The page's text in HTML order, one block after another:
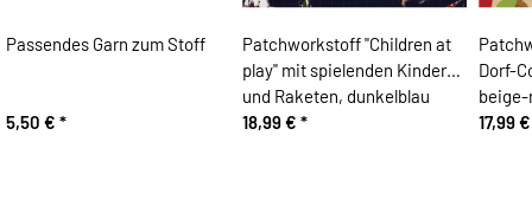
Passendes Garn zum Stoff
5,50 € *
Patchworkstoff "Children at
play" mit spielenden Kindern
und Raketen, dunkelblau
18,99 € *
Dorf-
17,99